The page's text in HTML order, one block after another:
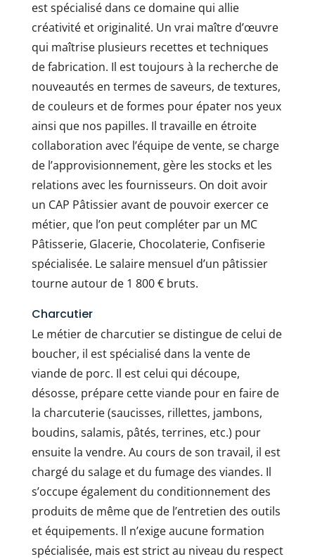
est spécialisé dans ce domaine qui allie
créativité et originalité. Un vrai maître d’œuvre
qui maîtrise plusieurs recettes et techniques
de fabrication. Il est toujours à la recherche de
nouveautés en termes de saveurs, de textures,
de couleurs et de formes pour épater nos yeux
ainsi que nos papilles. Il travaille en étroite
collaboration avec l’équipe de vente, se charge
de l’approvisionnement, gère les stocks et les
relations avec les fournisseurs. On doit avoir
un CAP Pâtissier avant de pouvoir exercer ce
métier, que l’on peut compléter par un MC
Pâtisserie, Glacerie, Chocolaterie, Confiserie
spécialisée. Le salaire mensuel d’un pâtissier
tourne autour de 1 800 € bruts.
Charcutier
Le métier de charcutier se distingue de celui de
boucher, il est spécialisé dans la vente de
viande de porc. Il est celui qui découpe,
désosse, prépare cette viande pour en faire de
la charcuterie (saucisses, rillettes, jambons,
boudins, salamis, pâtés, terrines, etc.) pour
ensuite la vendre. Au cours de son travail, il est
chargé du salage et du fumage des viandes. Il
s’occupe également du conditionnement des
produits de même que de l’entretien des outils
et équipements. Il n’exige aucune formation
spécialisée, mais est strict au niveau du respect